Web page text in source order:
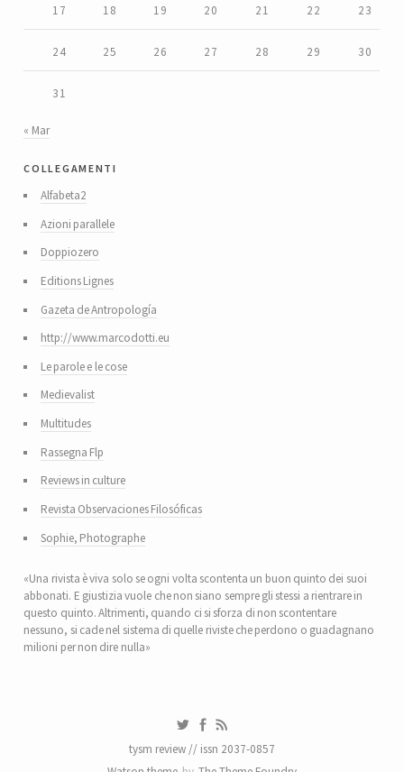
17 18 19 20 21 22 23
24 25 26 27 28 29 30
31
« Mar
collegamenti
Alfabeta2
Azioni parallele
Doppiozero
Editions Lignes
Gazeta de Antropología
http://www.marcodotti.eu
Le parole e le cose
Medievalist
Multitudes
Rassegna Flp
Reviews in culture
Revista Observaciones Filosóficas
Sophie, Photographe
«Una rivista è viva solo se ogni volta scontenta un buon quinto dei suoi
abbonati. E giustizia vuole che non siano sempre gli stessi a rientrare in
questo quinto. Altrimenti, quando ci si sforza di non scontentare
nessuno, si cade nel sistema di quelle riviste che perdono o guadagnano
milioni per non dire nulla»
tysm review // issn 2037-0857